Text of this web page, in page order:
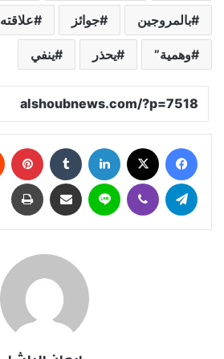
بالمروجين جوائز علاقته
وهمية” يحذر ينفي